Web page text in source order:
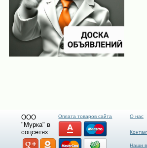
ООО
"Мурка" в
соцсетях:
Оплата товаров сайта О нас
Наши